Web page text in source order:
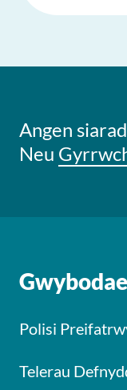
Angen
Neu
Polisi
Telerau